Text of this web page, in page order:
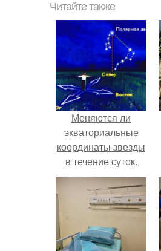
Читайте также
Меняются ли
экваториальные
координаты звезды
в течение суток.
Определение
географических
координат по